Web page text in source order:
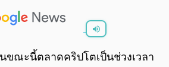
0:00 /
นขณะนี้ตลาดคริปโตเป็นช่วงเวลา